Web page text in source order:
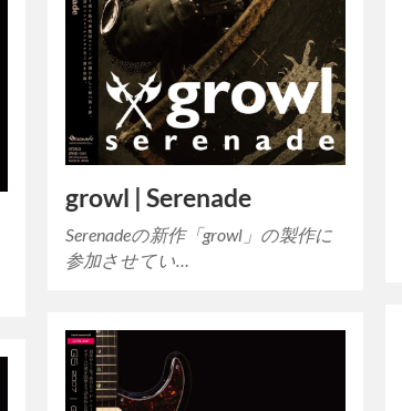
growl | Serenade
Serenadeの新作「growl」の製作に
参加させてい…